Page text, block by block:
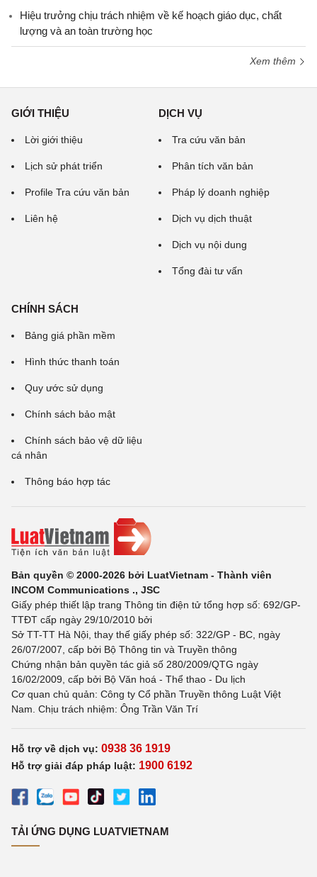
Hiệu trưởng chịu trách nhiệm về kế hoạch giáo dục, chất
lượng và an toàn trường học
Xem thêm
GIỚI THIỆU
Lời giới thiệu
Lịch sử phát triển
Profile Tra cứu văn bản
Liên hệ
DỊCH VỤ
Tra cứu văn bản
Phân tích văn bản
Pháp lý doanh nghiệp
Dịch vụ dịch thuật
Dịch vụ nội dung
Tổng đài tư vấn
CHÍNH SÁCH
Bảng giá phần mềm
Hình thức thanh toán
Quy ước sử dụng
Chính sách bảo mật
Chính sách bảo vệ dữ liệu
cá nhân
Thông báo hợp tác
Bản quyền © 2000-2026 bởi LuatVietnam - Thành viên
INCOM Communications ., JSC
Giấy phép thiết lập trang Thông tin điện tử tổng hợp số: 692/GP-
TTĐT cấp ngày 29/10/2010 bởi
Sở TT-TT Hà Nội, thay thế giấy phép số: 322/GP - BC, ngày
26/07/2007, cấp bởi Bộ Thông tin và Truyền thông
Chứng nhận bản quyền tác giả số 280/2009/QTG ngày
16/02/2009, cấp bởi Bộ Văn hoá - Thể thao - Du lịch
Cơ quan chủ quản: Công ty Cổ phần Truyền thông Luật Việt
Nam. Chịu trách nhiệm: Ông Trần Văn Trí
Hỗ trợ về dịch vụ: 0938 36 1919
Hỗ trợ giải đáp pháp luật: 1900 6192
TẢI ỨNG DỤNG LUATVIETNAM